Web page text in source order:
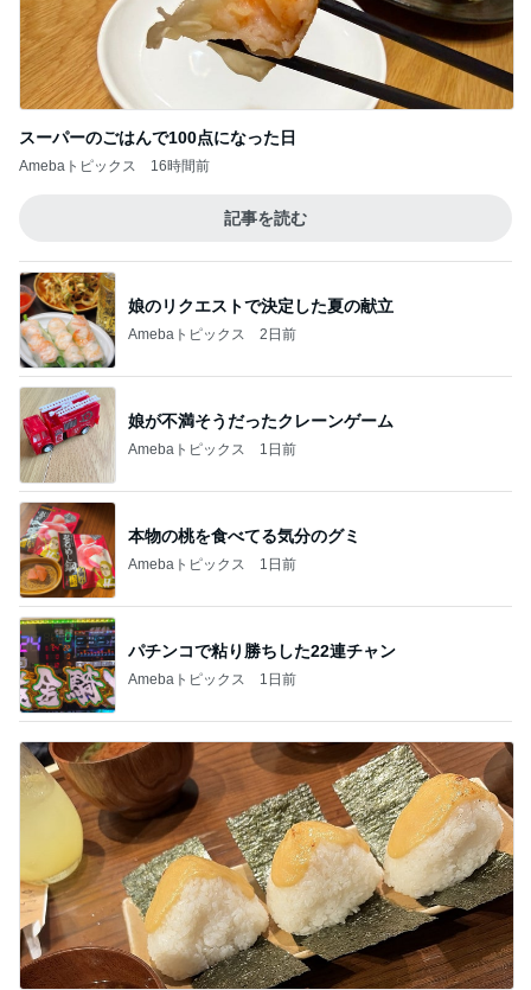
スーパーのごはんで100点になった日
Amebaトピックス 16時間前
記事を読む
娘のリクエストで決定した夏の献立
Amebaトピックス 2日前
娘が不満そうだったクレーンゲーム
Amebaトピックス 1日前
本物の桃を食べてる気分のグミ
Amebaトピックス 1日前
パチンコで粘り勝ちした22連チャン
Amebaトピックス 1日前